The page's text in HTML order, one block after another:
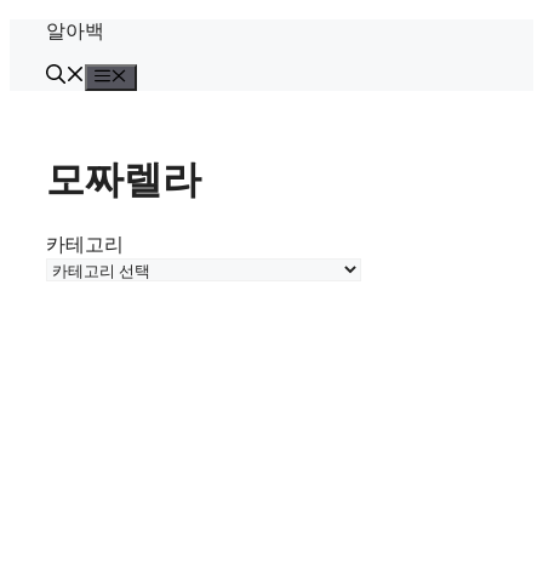
content
알아백
모짜렐라
카테고리